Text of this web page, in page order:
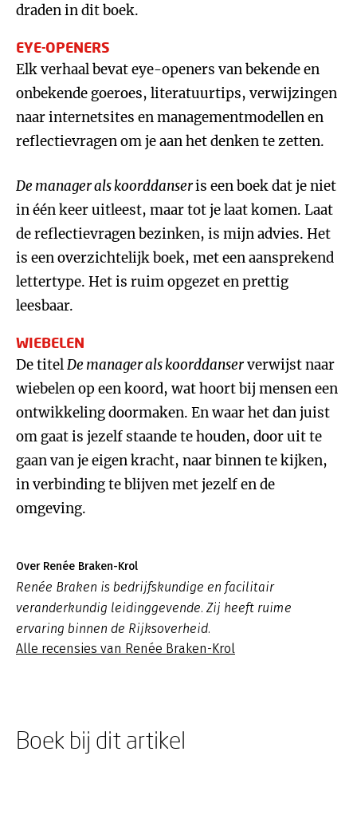
draden in dit boek.
EYE-OPENERS
Elk verhaal bevat eye-openers van bekende en
onbekende goeroes, literatuurtips, verwijzingen
naar internetsites en managementmodellen en
reflectievragen om je aan het denken te zetten.
De manager als koorddanseris een boek dat je niet
in één keer uitleest, maar tot je laat komen. Laat
de reflectievragen bezinken, is mijn advies. Het
is een overzichtelijk boek, met een aansprekend
lettertype. Het is ruim opgezet en prettig
leesbaar.
WIEBELEN
De titelDe manager als koorddanserverwijst naar
wiebelen op een koord, wat hoort bij mensen een
ontwikkeling doormaken. En waar het dan juist
om gaat is jezelf staande te houden, door uit te
gaan van je eigen kracht, naar binnen te kijken,
in verbinding te blijven met jezelf en de
omgeving.
Over Renée Braken-Krol
Renée Braken is bedrijfskundige en facilitair
veranderkundig leidinggevende. Zij heeft ruime
ervaring binnen de Rijksoverheid.
Alle recensies van Renée Braken-Krol
Boek bij dit artikel